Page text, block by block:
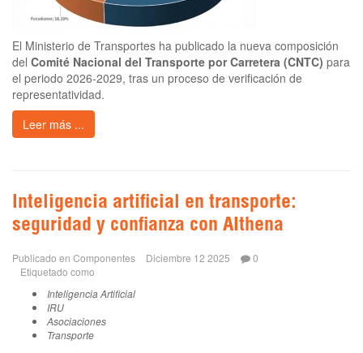
El Ministerio de Transportes ha publicado la nueva composición
del Comité Nacional del Transporte por Carretera (CNTC) para
el periodo 2026-2029, tras un proceso de verificación de
representatividad.
Leer más ...
Inteligencia artificial en transporte:
seguridad y confianza con AIthena
Publicado en Componentes Diciembre 12 2025
0
Etiquetado como
Inteligencia Artificial
IRU
Asociaciones
Transporte